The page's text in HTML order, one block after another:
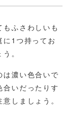
ふさわしいも
に1つ持ってお
。
は濃い色合いで
いだったりす
しましょう。